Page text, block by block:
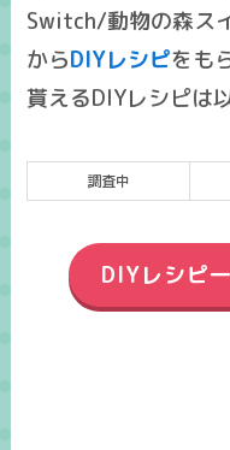
Switch/動物の森ス
からDIYレシピをも
貰えるDIYレシピは
調査中
DIYレシピ